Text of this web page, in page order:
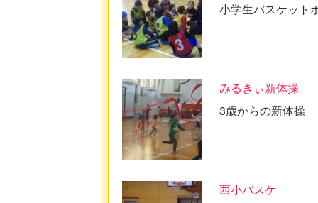
小学生バスケット
みるきぃ新体操
3歳からの新体操
西小バスケ